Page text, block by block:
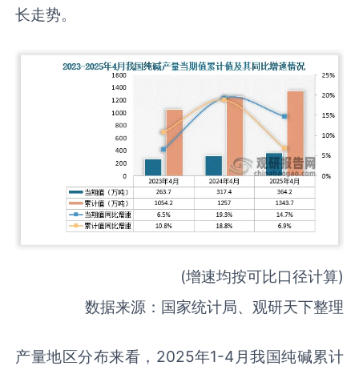
长走势。
(增速均按可比口径计算)
数据来源：国家统计局、观研天下整理
产量地区分布来看，2025年1-4月我国纯碱累计